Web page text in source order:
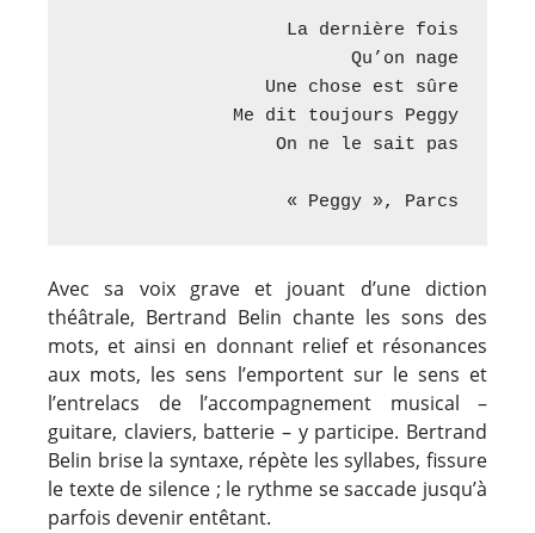
La dernière fois
Qu’on nage
Une chose est sûre
Me dit toujours Peggy
On ne le sait pas
« Peggy », Parcs
Avec sa voix grave et jouant d’une diction
théâtrale, Bertrand Belin chante les sons des
mots, et ainsi en donnant relief et résonances
aux mots, les sens l’emportent sur le sens et
l’entrelacs de l’accompagnement musical –
guitare, claviers, batterie – y participe. Bertrand
Belin brise la syntaxe, répète les syllabes, fissure
le texte de silence ; le rythme se saccade jusqu’à
parfois devenir entêtant.